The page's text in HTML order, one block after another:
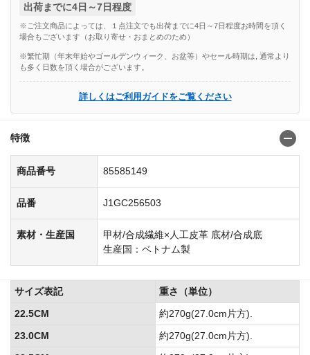
出荷までに4日～7日程度
※ご注文商品によっては、１点注文でも出荷までに4日～7日程度お時間を頂く
場合もございます（お取り寄せ・おまとめのため）
※繁忙期（年末年始やゴールデンウィーク、お盆等）やセール時期は, 通常より
も多く日数を頂く場合がございます。
詳しくはご利用ガイドをご覧ください
特徴
商品番号 85585149
品番 J1GC256503
素材・生産国
甲材/合成繊維×人工皮革 底材/合成底
生産国：ベトナム製
サイズ表記
重さ（単位）
22.5CM
約270g(27.0cm片方).
23.0CM
約270g(27.0cm片方).